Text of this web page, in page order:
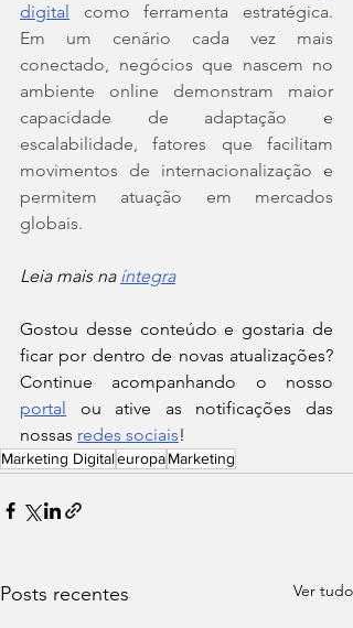
digital
como ferramenta estratégica.
Em um cenário cada vez mais
conectado, negócios que nascem no
ambiente online demonstram maior
capacidade de adaptação e
escalabilidade, fatores que facilitam
movimentos de internacionalização e
permitem atuação em mercados
globais.
Leia mais na íntegra
Gostou desse conteúdo e gostaria de
ficar por dentro de novas atualizações?
portal
ou ative as notificações das
nossas redes sociais!
Marketing DigitaleuropaMarketing
Posts recentes Ver tudo